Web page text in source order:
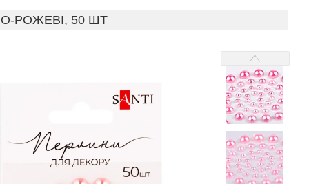
РОЖЕВІ, 50 ШТ